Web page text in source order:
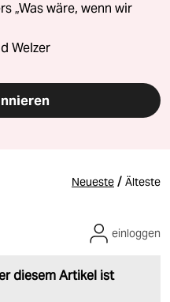
„Was wäre, wenn wir
Welzer
Neueste / Älteste
diesem Artikel ist
einloggen